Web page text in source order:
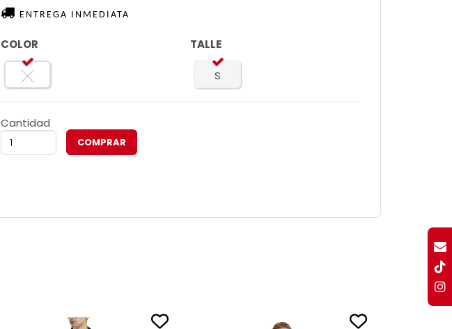
ENTREGA INMEDIATA
COLOR TALLE
S
Cantidad